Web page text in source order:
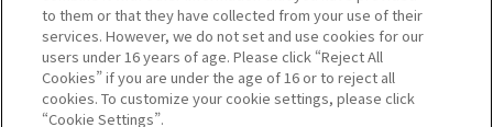
©BANDAI
to them or that they have collected from your use of their
services. However, we do not set and use cookies for our
users under 16 years of age. Please click “Reject All
Cookies” if you are under the age of 16 or to reject all
cookies. To customize your cookie settings, please click
“Cookie Settings”.